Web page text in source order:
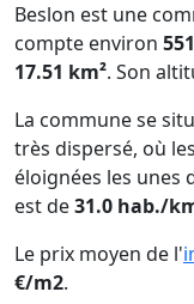
Beslon est une
compte environ
17.51 km². Son
La commune se
très dispersé, où
éloignées les unes
est de31.0 hab./
Le prix moyen de l'
€/m2.